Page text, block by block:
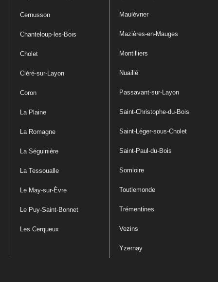
Cernusson
Chanteloup-les-Bois
Cholet
Cléré-sur-Layon
Coron
La Plaine
La Romagne
La Séguinière
La Tessoualle
Le May-sur-Èvre
Le Puy-Saint-Bonnet
Les Cerqueux
Maulévrier
Mazières-en-Mauges
Montilliers
Nuaillé
Passavant-sur-Layon
Saint-Christophe-du-Bois
Saint-Léger-sous-Cholet
Saint-Paul-du-Bois
Somloire
Toutlemonde
Trémentines
Vezins
Yzernay